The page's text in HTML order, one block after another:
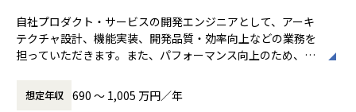
柔軟な働き方が可能です。リモートワーク手
当や環境整備手当も支給され、快適な働き方
をサポートしています
自社プロダクト・サービスの開発エンジニアとして、アーキ
テクチャ設計、機能実装、開発品質・効率向上などの業務を
担っていただきます。また、パフォーマンス向上のため、本
ムマネジメント業務をお任せします。
想定年収 690 〜 1,005 万円／年